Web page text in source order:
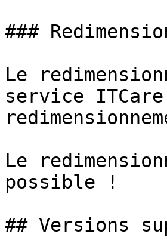
###
Le
service
Le
possible !
## Versions